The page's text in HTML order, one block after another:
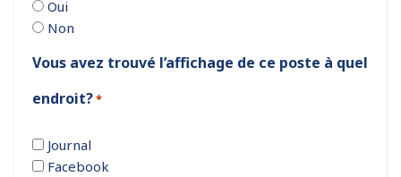
Oui
Non
Vous avez trouvé l’affichage de ce poste à quel
endroit?*
Journal
Facebook